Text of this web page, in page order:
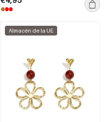
Almacén de la UE